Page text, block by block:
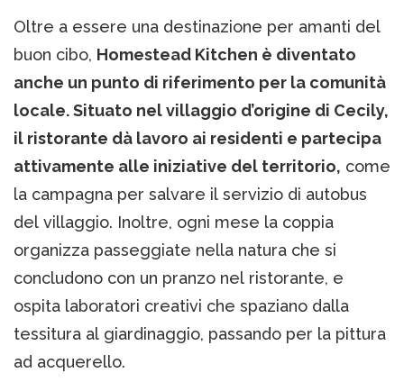
Oltre a essere una destinazione per amanti del
buon cibo, Homestead Kitchen è diventato
anche un punto di riferimento per la comunità
locale. Situato nel villaggio d’origine di Cecily,
il ristorante dà lavoro ai residenti e partecipa
attivamente alle iniziative del territorio, come
la campagna per salvare il servizio di autobus
del villaggio. Inoltre, ogni mese la coppia
organizza passeggiate nella natura che si
concludono con un pranzo nel ristorante, e
ospita laboratori creativi che spaziano dalla
tessitura al giardinaggio, passando per la pittura
ad acquerello.